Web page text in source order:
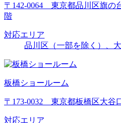
〒142-0064 東京都品川区旗の
階
対応エリア
品川区（一部を除く）、
板橋ショールーム
〒173-0032 東京都板橋区大谷
対応エリア